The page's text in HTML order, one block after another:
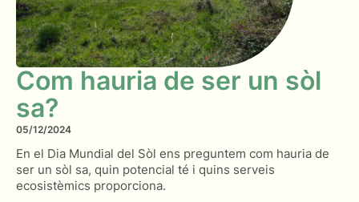
Com hauria de ser un sòl
sa?
05/12/2024
En el Dia Mundial del Sòl ens preguntem com hauria de
ser un sòl sa, quin potencial té i quins serveis
ecosistèmics proporciona.